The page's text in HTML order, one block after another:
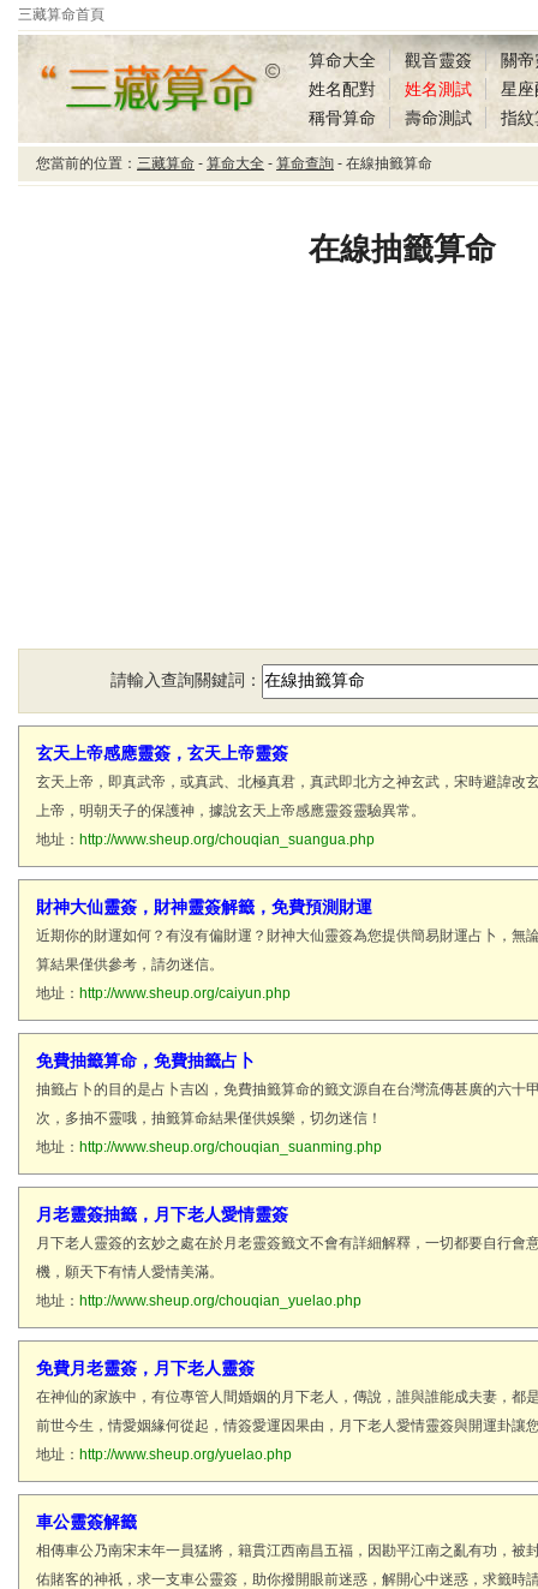
三藏算命首頁
三藏算命在線抽籤算命
算命大全 觀音靈簽
關
姓名配對
姓名測試
星座
稱骨算命
壽命測試 指紋
您當前的位置： 三藏算命 - 算命大全 - 算命查詢 - 在線抽籤算命
在線抽籤算命
請輸入查詢關鍵詞：
玄天上帝感應靈簽，玄天上帝靈簽
玄天上帝，即真武帝，或真武、北極真君，真武即北方之神玄武，宋時避諱改
上帝，明朝天子的保護神，據說玄天上帝感應靈簽靈驗異常。
地址： http://www.sheup.org/chouqian_suangua.php
財神大仙靈簽，財神靈簽解籤，免費預測財運
近期你的財運如何？有沒有偏財運？財神大仙靈簽為您提供簡易財運占卜，無
算結果僅供參考，請勿迷信。
地址： http://www.sheup.org/caiyun.php
免費抽籤算命，免費抽籤占卜
抽籤占卜的目的是占卜吉凶，免費抽籤算命的籤文源自在台灣流傳甚廣的六十
次，多抽不靈哦，抽籤算命結果僅供娛樂，切勿迷信！
地址： http://www.sheup.org/chouqian_suanming.php
月老靈簽抽籤，月下老人愛情靈簽
月下老人靈簽的玄妙之處在於月老靈簽籤文不會有詳細解釋，一切都要自行會
機，願天下有情人愛情美滿。
地址： http://www.sheup.org/chouqian_yuelao.php
免費月老靈簽，月下老人靈簽
在神仙的家族中，有位專管人間婚姻的月下老人，傳說，誰與誰能成夫妻，都
前世今生，情愛姻緣何從起，情簽愛運因果由，月下老人愛情靈簽與開運卦讓
地址： http://www.sheup.org/yuelao.php
車公靈簽解籤
相傳車公乃南宋末年一員猛將，籍貫江西南昌五福，因勘平江南之亂有功，被
佑賭客的神祇，求一支車公靈簽，助你撥開眼前迷惑，解開心中迷惑，求籤時